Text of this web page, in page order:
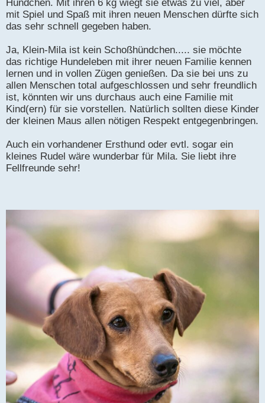
Hündchen. Mit ihren 6 kg wiegt sie etwas zu viel, aber
mit Spiel und Spaß mit ihren neuen Menschen dürfte sich
das sehr schnell gegeben haben.
Ja, Klein-Mila ist kein Schoßhündchen..... sie möchte
das richtige Hundeleben mit ihrer neuen Familie kennen
lernen und in vollen Zügen genießen. Da sie bei uns zu
allen Menschen total aufgeschlossen und sehr freundlich
ist, könnten wir uns durchaus auch eine Familie mit
Kind(ern) für sie vorstellen. Natürlich sollten diese Kinder
der kleinen Maus allen nötigen Respekt entgegenbringen.
Auch ein vorhandener Ersthund oder evtl. sogar ein
kleines Rudel wäre wunderbar für Mila. Sie liebt ihre
Fellfreunde sehr!